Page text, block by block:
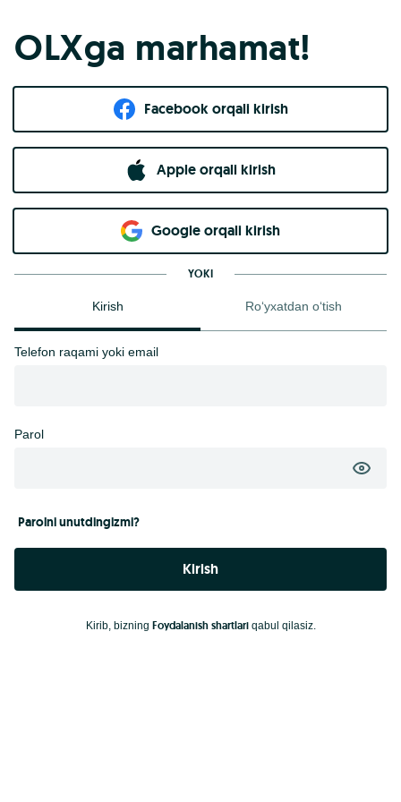
OLXga marhamat!
Facebook orqali kirish​
Apple orqali kirish
Goo​g​le orqali kirish
YOKI
Kirish Ro‘yxatdan o‘tish
Telefon raqami yoki email
Parol
Parolni unutdingizmi?
Kirish
Kirib, bizning Foydalanish shartlariqabul qilasiz.